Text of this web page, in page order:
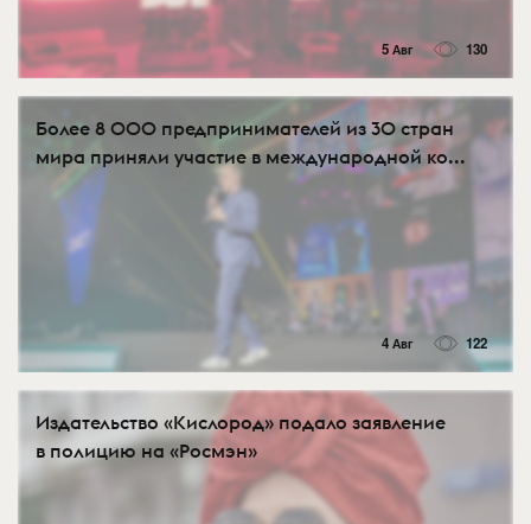
5 Авг 130
Более 8 000 предпринимателей из 30 стран
мира приняли участие в международной ко...
4 Авг 122
Издательство «Кислород» подало заявление
в полицию на «Росмэн»